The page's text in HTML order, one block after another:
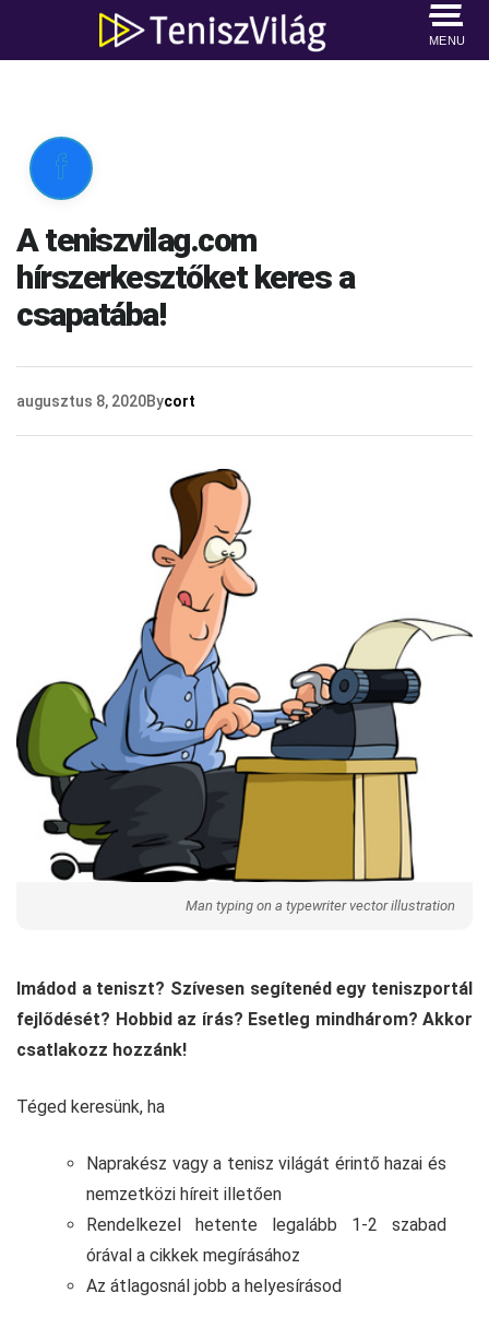
MENU

A teniszvilag.com
hírszerkesztőket keres a
csapatába!
augusztus 8, 2020Bycort
Man typing on a typewriter vector illustration
Imádod a teniszt? Szívesen segítenéd egy teniszportál
fejlődését? Hobbid az írás? Esetleg mindhárom? Akkor
csatlakozz hozzánk!
Téged keresünk, ha
Naprakész vagy a tenisz világát érintő hazai és
nemzetközi híreit illetően
Rendelkezel hetente legalább 1-2 szabad
órával a cikkek megírásához
Az átlagosnál jobb a helyesírásod